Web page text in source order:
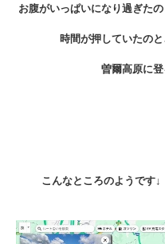
お腹がいっぱいになり過ぎた
時間が押していたの
曽爾高原に
こんなところのようです